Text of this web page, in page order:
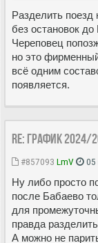
Разделить
без остановок
Череповец
но это
всё одним
появляется.
Re: ГРАФИК 2024/
#857093 LmV 05
Ну либо просто
после Бабаево
для
правда
А можно не